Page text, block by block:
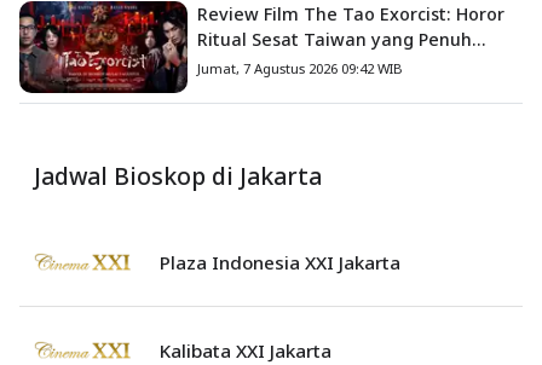
Review Film The Tao Exorcist: Horor
Ritual Sesat Taiwan yang Penuh
Misteri dan Teror Psikologis
Jumat, 7 Agustus 2026 09:42 WIB
Jadwal Bioskop di Jakarta
Plaza Indonesia XXI Jakarta
Kalibata XXI Jakarta